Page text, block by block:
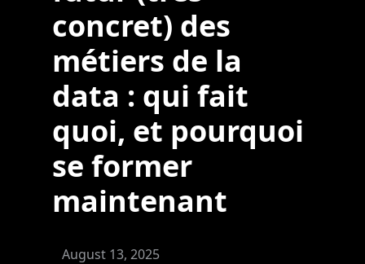
concret) des
métiers de la
data : qui fait
quoi, et pourquoi
se former
maintenant
August 13, 2025